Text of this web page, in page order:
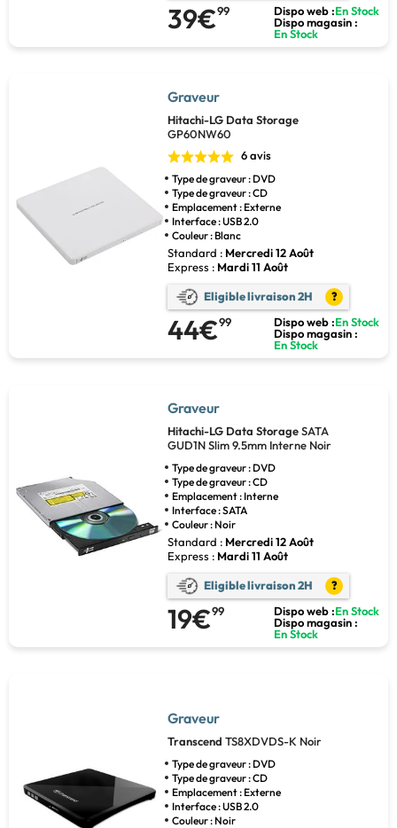
39€99 Dispo web :En Stock
Dispo magasin :
En Stock
Graveur
Hitachi-LG Data Storage
GP60NW60
6 avis
Type de graveur : DVD
Type de graveur : CD
Emplacement : Externe
Interface : USB 2.0
Couleur : Blanc
Standard : Mercredi 12 Août
Express : Mardi 11 Août
Eligible livraison 2H ?
44€99 Dispo web :En Stock
Dispo magasin :
En Stock
Graveur
Hitachi-LG Data StorageSATA
GUD1N Slim 9.5mm Interne Noir
Type de graveur : DVD
Type de graveur : CD
Emplacement : Interne
Interface : SATA
Couleur : Noir
Standard : Mercredi 12 Août
Express : Mardi 11 Août
Eligible livraison 2H ?
19€99 Dispo web :En Stock
Dispo magasin :
En Stock
Graveur
Transcend TS8XDVDS-K Noir
Type de graveur : DVD
Type de graveur : CD
Emplacement : Externe
Interface : USB 2.0
Couleur : Noir